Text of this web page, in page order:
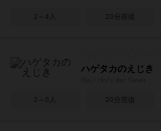
2～4人 20分前後
ハゲタカのえじき
2～6人 20分前後